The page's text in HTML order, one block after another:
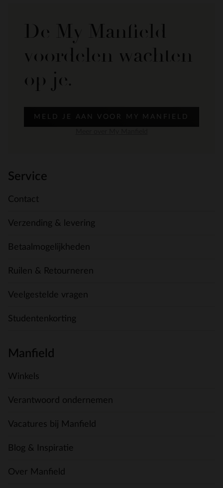
De My Manfield
voordelen wachten
op je.
MELD JE AAN VOOR MY MANFIELD
Service
Contact
Verzending & levering
Betaalmogelijkheden
Ruilen & Retourneren
Veelgestelde vragen
Studentenkorting
Manfield
Winkels
Verantwoord ondernemen
Vacatures bij Manfield
Blog & Inspiratie
Over Manfield